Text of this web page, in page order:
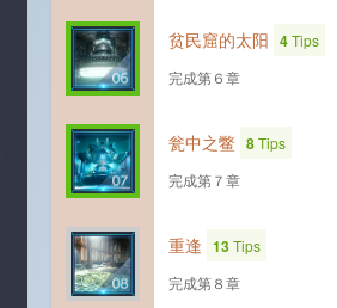
贫民窟的太阳 4Tips
完成第６章
瓮中之鳖 8Tips
完成第７章
重逢 13Tips
完成第８章